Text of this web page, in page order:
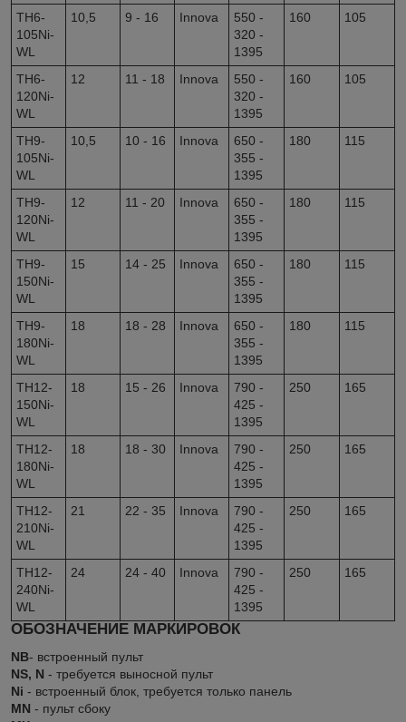
TH6-
105Ni-
WL
10,5 9 - 16 Innova
550 -
320 -
1395
160 105
TH6-
120Ni-
WL
12 11 - 18 Innova
550 -
320 -
1395
160 105
TH9-
105Ni-
WL
10,5 10 - 16 Innova
650 -
355 -
1395
180 115
TH9-
120Ni-
WL
12 11 - 20 Innova
650 -
355 -
1395
180 115
TH9-
150Ni-
WL
15 14 - 25 Innova
650 -
355 -
1395
180 115
TH9-
180Ni-
WL
18 18 - 28 Innova
650 -
355 -
1395
180 115
TH12-
150Ni-
WL
18 15 - 26 Innova
790 -
425 -
1395
250 165
TH12-
180Ni-
WL
18 18 - 30 Innova
790 -
425 -
1395
250 165
TH12-
210Ni-
WL
21 22 - 35 Innova
790 -
425 -
1395
250 165
TH12-
240Ni-
WL
24 24 - 40 Innova
790 -
425 -
1395
250 165
ОБОЗНАЧЕНИЕ МАРКИРОВОК
NB- встроенный пульт
NS, N - требуется выносной пульт
Ni - встроенный блок, требуется только панель
MN - пульт сбоку